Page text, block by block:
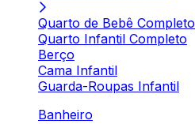
Quarto de Bebê Completo
Quarto Infantil Completo
Berço
Cama Infantil
Guarda-Roupas Infantil
Banheiro